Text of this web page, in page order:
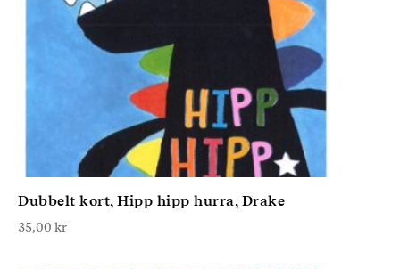
Dubbelt kort, Hipp hipp hurra, Drake
35,00 kr